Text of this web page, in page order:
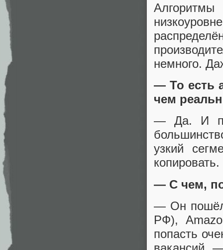
немного.
— То есть
чем
— Да. И
узкий
копировать.
— С чем,
— Он пошёл
РФ),
попасть